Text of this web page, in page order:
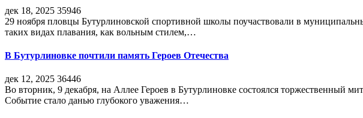
дек 18, 2025 35946
29 ноября пловцы Бутурлиновской спортивной школы поучаствовали в
таких видах плавания, как вольным стилем,…
В Бутурлиновке почтили память Героев Отечества
дек 12, 2025 36446
Во вторник, 9 декабря, на Аллее Героев в Бутурлиновке состоялся торжественный
Событие стало данью глубокого уважения…